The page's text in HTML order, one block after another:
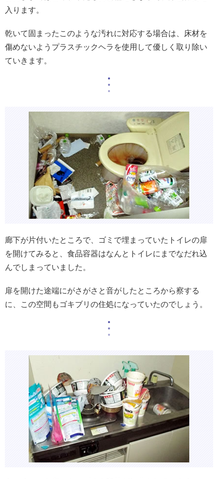
入ります。
乾いて固まったこのような汚れに対応する場合は、床材を
傷めないようプラスチックヘラを使用して優しく取り除い
ていきます。
廊下が片付いたところで、ゴミで埋まっていたトイレの扉
を開けてみると、食品容器はなんとトイレにまでなだれ込
んでしまっていました。
扉を開けた途端にがさがさと音がしたところから察する
に、この空間もゴキブリの住処になっていたのでしょう。